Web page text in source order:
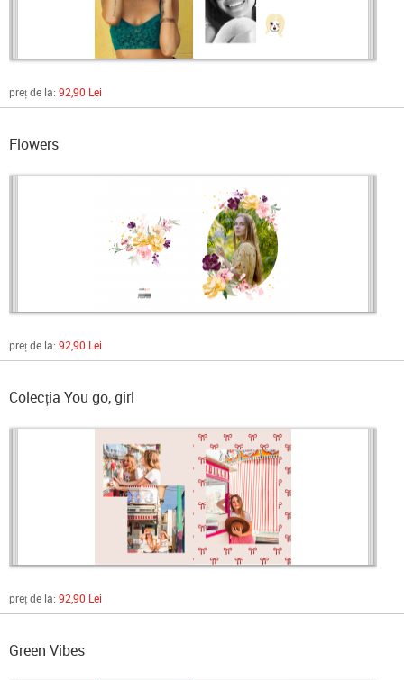
preț de la: 92,90 Lei
Flowers
preț de la: 92,90 Lei
Colecția You go, girl
preț de la: 92,90 Lei
Green Vibes